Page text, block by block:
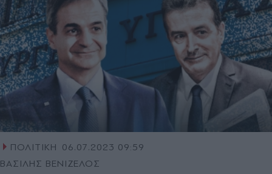
ΠΟΛΙΤΙΚΗ
06.07.2023 09:59
ΒΑΣΙΛΗΣ ΒΕΝΙΖΕΛΟΣ